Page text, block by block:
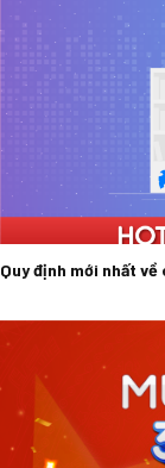
Quy định mới nhất